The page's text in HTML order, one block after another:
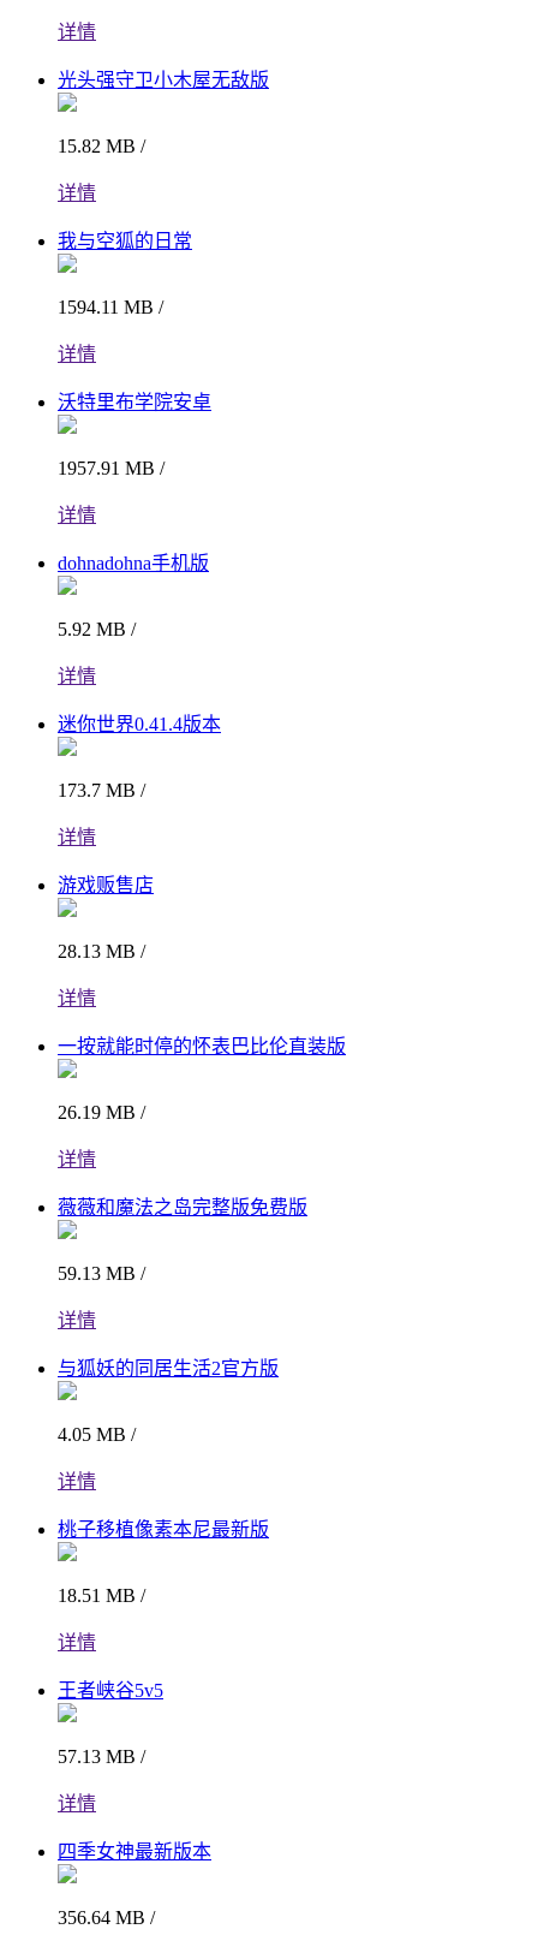
详情
光头强守卫小木屋无敌版
15.82 MB /
详情
我与空狐的日常
1594.11 MB /
详情
沃特里布学院安卓
1957.91 MB /
详情
dohnadohna手机版
5.92 MB /
详情
迷你世界0.41.4版本
173.7 MB /
详情
游戏贩售店
28.13 MB /
详情
一按就能时停的怀表巴比伦直装版
26.19 MB /
详情
薇薇和魔法之岛完整版免费版
59.13 MB /
详情
与狐妖的同居生活2官方版
4.05 MB /
详情
桃子移植像素本尼最新版
18.51 MB /
详情
王者峡谷5v5
57.13 MB /
详情
四季女神最新版本
356.64 MB /